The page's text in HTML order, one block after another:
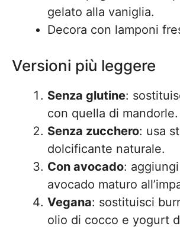
gelato alla vaniglia.
Decora con lamponi
Versioni più leggere
Senza glutine:
con quella di mandorle.
Senza zucchero: usa
dolcificante naturale.
Con avocado:
avocado maturo
Vegana: sostituisci
olio di cocco e yogurt